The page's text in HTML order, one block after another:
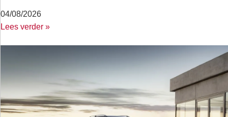
04/08/2026
Lees verder »